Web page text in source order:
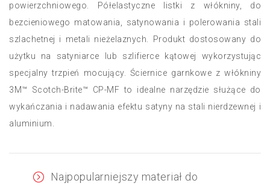
powierzchniowego. Półelastyczne listki z włókniny, do
bezcieniowego matowania, satynowania i polerowania stali
szlachetnej i metali nieżelaznych. Produkt dostosowany do
użytku na satyniarce lub szlifierce kątowej wykorzystując
specjalny trzpień mocujący. Ściernice garnkowe z włókniny
3M™ Scotch-Brite™ CP-MF to idealne narzędzie służące do
wykańczania i nadawania efektu satyny na stali nierdzewnej i
aluminium.
Najpopularniejszy materiał do